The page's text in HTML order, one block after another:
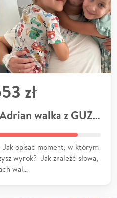
zł
Szymaniak Adrian walka z GUZEM
opisać moment, w którym
wyrok? Jak znaleźć słowa,
wal…